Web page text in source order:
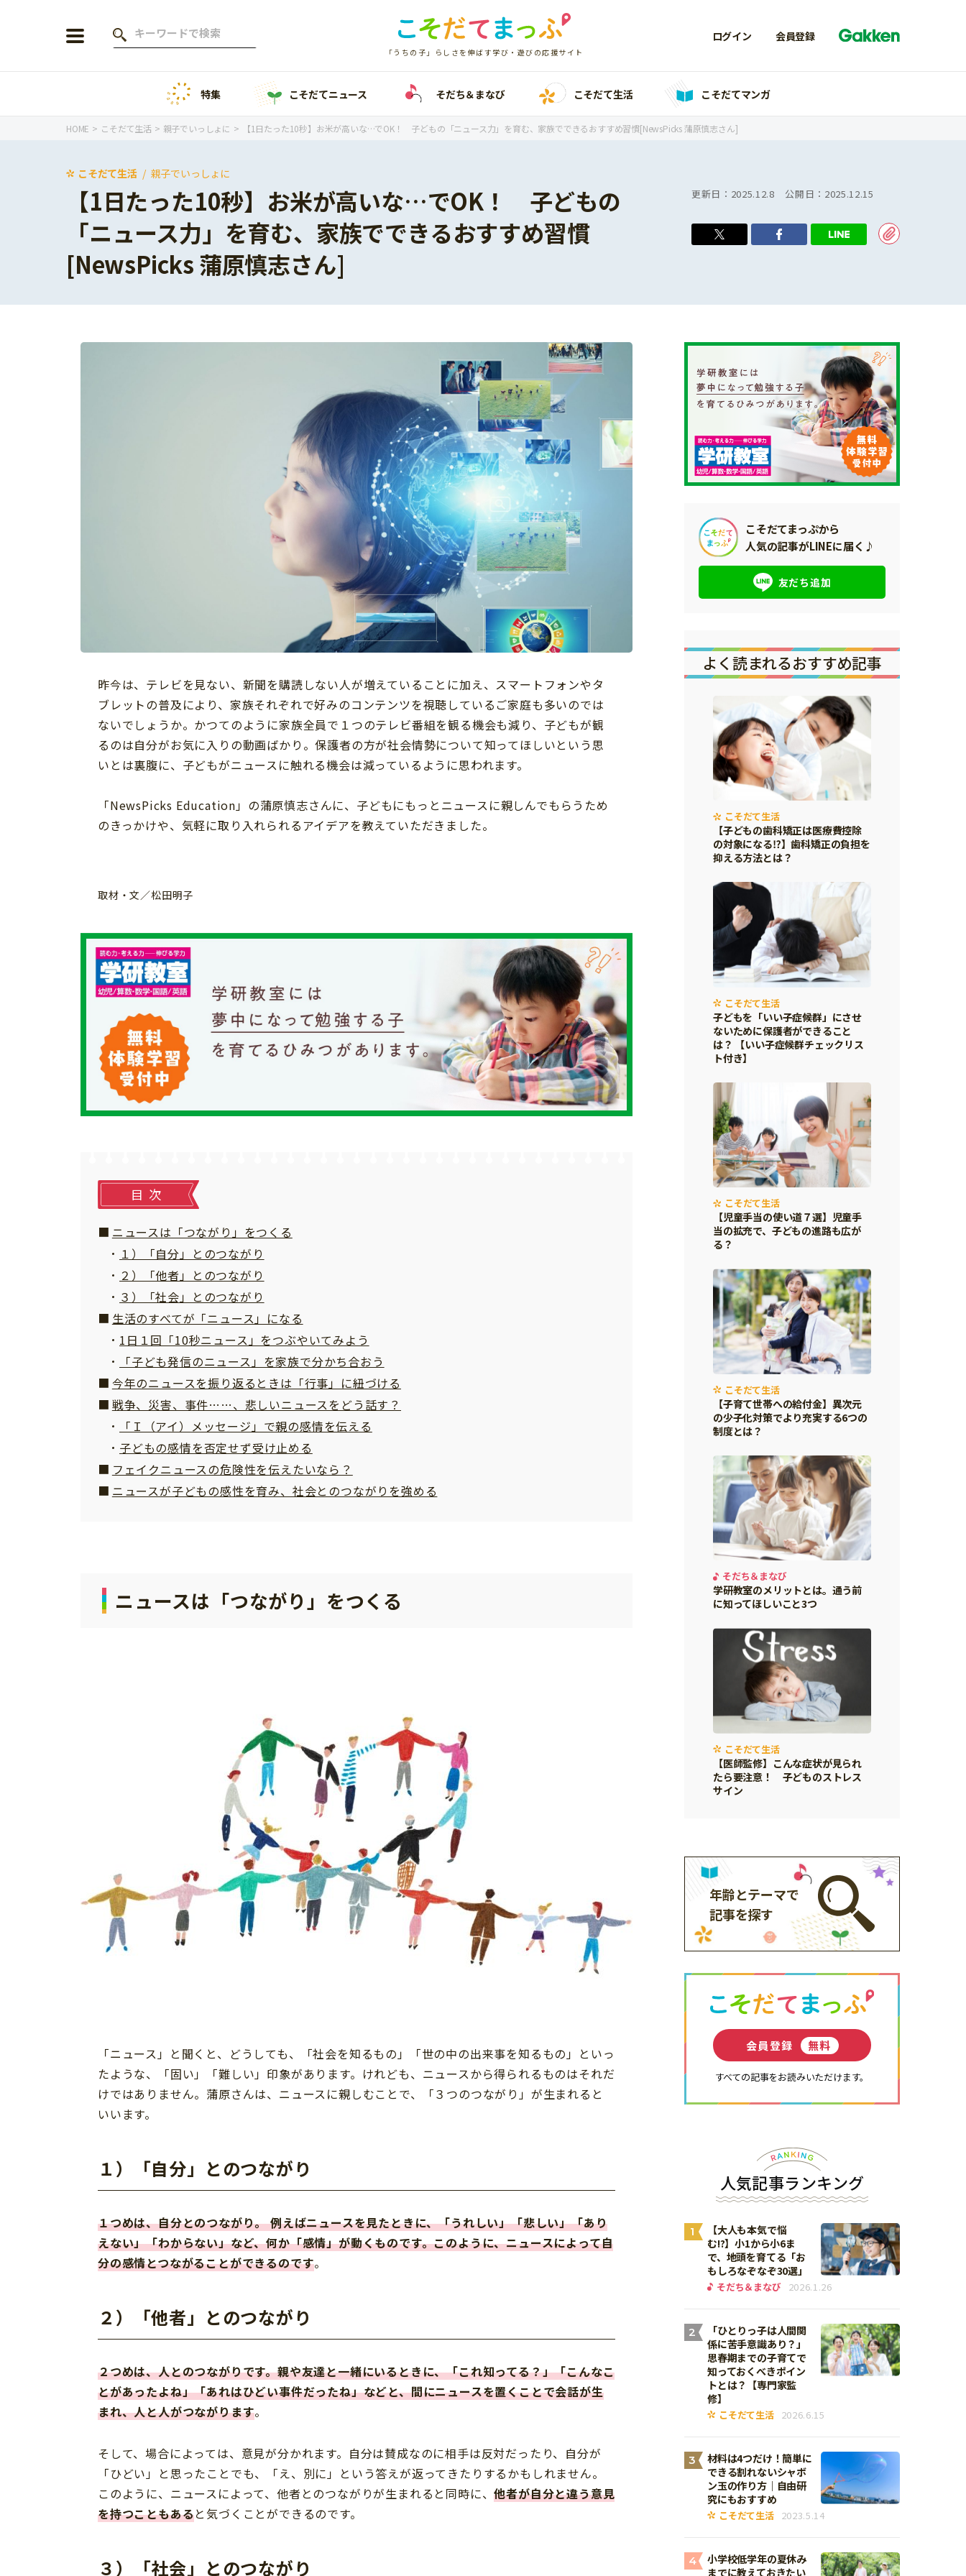
「うちの子」らしさを伸ばす学び・遊びの応援サイト
ログイン 会員登録
年齢から探す
1歳
3歳
小学3年生
小学4年生
特集
習い事
「こそだてまっぷ」とは
サイトのご利⽤にあたって
個⼈情報について
特集 こそだてニュース そだち＆まなび こそだて生活 こそだてマンガ
HOME こそだて生活 親子でいっしょに 【1日たった10秒】お米が高いな…でOK！ 子どもの「ニュース力」を育む、家族でできるおすすめ習慣[NewsPicks 蒲原慎志さん]
こそだて生活 親子でいっしょに
【1日たった10秒】お米が高いな…でOK！ 子どもの
「ニュース力」を育む、家族でできるおすすめ習慣
[NewsPicks 蒲原慎志さん]
更新日： 2025.12.8 公開日： 2025.12.15
昨今は、テレビを見ない、新聞を購読しない人が増えていることに加え、スマートフォンやタ
ブレットの普及により、家族それぞれで好みのコンテンツを視聴しているご家庭も多いのでは
ないでしょうか。かつてのように家族全員で１つのテレビ番組を観る機会も減り、子どもが観
るのは自分がお気に入りの動画ばかり。保護者の方が社会情勢について知ってほしいという思
いとは裏腹に、子どもがニュースに触れる機会は減っているように思われます。
「NewsPicks Education」の蒲原慎志さんに、子どもにもっとニュースに親しんでもらうため
のきっかけや、気軽に取り入れられるアイデアを教えていただきました。
取材・文／松田明子
目次
ニュースは「つながり」をつくる
１）「自分」とのつながり
２）「他者」とのつながり
３）「社会」とのつながり
生活のすべてが「ニュース」になる
1日１回「10秒ニュース」をつぶやいてみよう
「子ども発信のニュース」を家族で分かち合おう
今年のニュースを振り返るときは「行事」に紐づける
戦争、災害、事件……、悲しいニュースをどう話す？
「Ｉ（アイ）メッセージ」で親の感情を伝える
子どもの感情を否定せず受け止める
フェイクニュースの危険性を伝えたいなら？
ニュースが子どもの感性を育み、社会とのつながりを強める
ニュースは「つながり」をつくる
「ニュース」と聞くと、どうしても、「社会を知るもの」「世の中の出来事を知るもの」といっ
たような、「固い」「難しい」印象があります。けれども、ニュースから得られるものはそれだ
けではありません。蒲原さんは、ニュースに親しむことで、「３つのつながり」が生まれると
いいます。
１） 「自分」とのつながり
１つめは、自分とのつながり。 例えばニュースを見たときに、「うれしい」「悲しい」「あり
えない」「わからない」など、何か「感情」が動くものです。このように、ニュースによって自
分の感情とつながることができるのです。
２） 「他者」とのつながり
２つめは、人とのつながりです。親や友達と一緒にいるときに、「これ知ってる？」「こんなこ
とがあったよね」「あれはひどい事件だったね」などと、間にニュースを置くことで会話が生
まれ、人と人がつながります。
そして、場合によっては、意見が分かれます。自分は賛成なのに相手は反対だったり、自分が
「ひどい」と思ったことでも、「え、別に」という答えが返ってきたりするかもしれません。
このように、ニュースによって、他者とのつながりが生まれると同時に、他者が自分と違う意見
を持つこともあると気づくことができるのです。
３） 「社会」とのつながり
こそだてまっぷから
人気の記事がLINEに届く♪
友だち追加
よく読まれるおすすめ記事
こそだて生活
【子どもの歯科矯正は医療費控除
の対象になる⁉】歯科矯正の負担を
抑える方法とは？
こそだて生活
子どもを「いい子症候群」にさせ
ないために保護者ができること
は？ 【いい子症候群チェックリス
ト付き】
こそだて生活
【児童手当の使い道７選】児童手
当の拡充で、子どもの進路も広が
る？
こそだて生活
【子育て世帯への給付金】異次元
の少子化対策でより充実する6つの
制度とは？
そだち＆まなび
学研教室のメリットとは。通う前
に知ってほしいこと3つ
こそだて生活
【医師監修】こんな症状が見られ
たら要注意！ 子どものストレス
サイン
年齢とテーマで
記事を探す
会員登録 無料
すべての記事をお読みいただけます。
人気記事ランキング
1
【大人も本気で悩
む!?】小1から小6ま
で、地頭を育てる「お
もしろなぞなぞ30選」
そだち＆まなび 2026.1.26
2
「ひとりっ子は人間関
係に苦手意識あり？」
思春期までの子育てで
知っておくべきポイン
トとは？【専門家監
修】
こそだて生活 2026.6.15
3
材料は4つだけ！簡単に
できる割れないシャボ
ン玉の作り方｜自由研
究にもおすすめ
こそだて生活 2023.5.14
4
小学校低学年の夏休み
までに教えておきたい